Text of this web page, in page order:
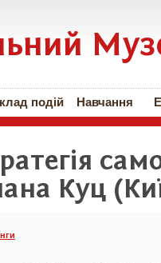
подій Навчання
Куц